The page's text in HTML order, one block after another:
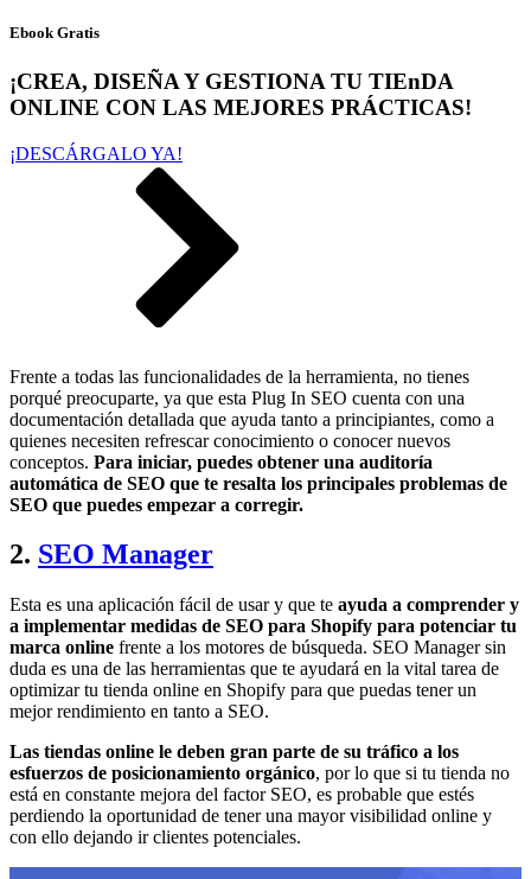
Ebook Gratis
¡CREA, DISEÑA Y GESTIONA TU TIEnDA
ONLINE CON LAS MEJORES PRÁCTICAS!
¡DESCÁRGALO YA!
Frente a todas las funcionalidades de la herramienta, no tienes
porqué preocuparte, ya que esta Plug In SEO cuenta con una
documentación detallada que ayuda tanto a principiantes, como a
quienes necesiten refrescar conocimiento o conocer nuevos
conceptos. Para iniciar, puedes obtener una auditoría
automática de SEO que te resalta los principales problemas de
SEO que puedes empezar a corregir.
2. SEO Manager
Esta es una aplicación fácil de usar y que te ayuda a comprender y
a implementar medidas de SEO para Shopify para potenciar tu
marca online frente a los motores de búsqueda. SEO Manager sin
duda es una de las herramientas que te ayudará en la vital tarea de
optimizar tu tienda online en Shopify para que puedas tener un
mejor rendimiento en tanto a SEO.
Las tiendas online le deben gran parte de su tráfico a los
esfuerzos de posicionamiento orgánico, por lo que si tu tienda no
está en constante mejora del factor SEO, es probable que estés
perdiendo la oportunidad de tener una mayor visibilidad online y
con ello dejando ir clientes potenciales.